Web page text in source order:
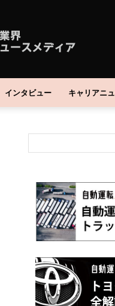
インタビュー キャリアニ